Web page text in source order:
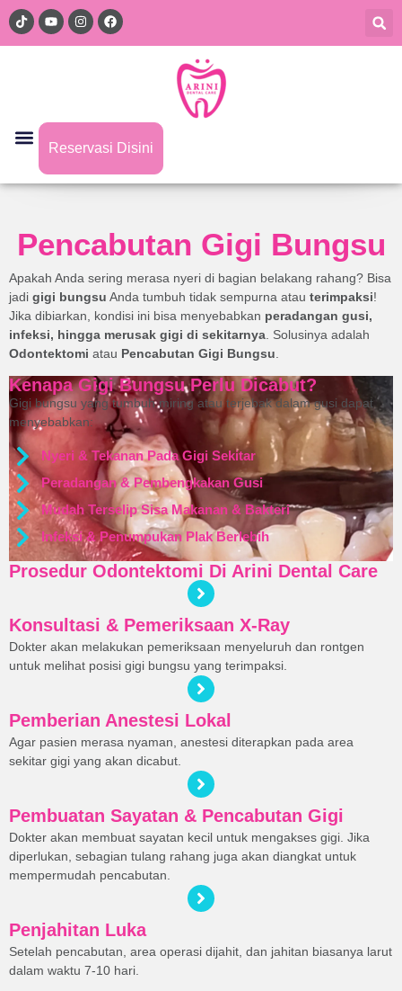
Reservasi Disini
Pencabutan Gigi Bungsu
Apakah Anda sering merasa nyeri di bagian belakang rahang? Bisa
jadi gigi bungsu Anda tumbuh tidak sempurna atau terimpaksi!
Jika dibiarkan, kondisi ini bisa menyebabkan peradangan gusi,
infeksi, hingga merusak gigi di sekitarnya . Solusinya adalah
Odontektomi atau Pencabutan Gigi Bungsu
Kenapa Gigi Bungsu Perlu Dicabut?
Gigi bungsu yang tumbuh miring atau terjebak dalam gusi dapat
menyebabkan:
Nyeri & Tekanan Pada Gigi Sekitar
Peradangan & Pembengkakan Gusi
Mudah Terselip Sisa Makanan & Bakteri
Infeksi & Penumpukan Plak Berlebih
Prosedur Odontektomi Di Arini Dental Care
Konsultasi & Pemeriksaan X-Ray
Dokter akan melakukan pemeriksaan menyeluruh dan rontgen
untuk melihat posisi gigi bungsu yang terimpaksi.
Pemberian Anestesi Lokal
Agar pasien merasa nyaman, anestesi diterapkan pada area
sekitar gigi yang akan dicabut.
Pembuatan Sayatan & Pencabutan Gigi
Dokter akan membuat sayatan kecil untuk mengakses gigi. Jika
diperlukan, sebagian tulang rahang juga akan diangkat untuk
mempermudah pencabutan.
Penjahitan Luka
Setelah pencabutan, area operasi dijahit, dan jahitan biasanya larut
dalam waktu 7-10 hari.